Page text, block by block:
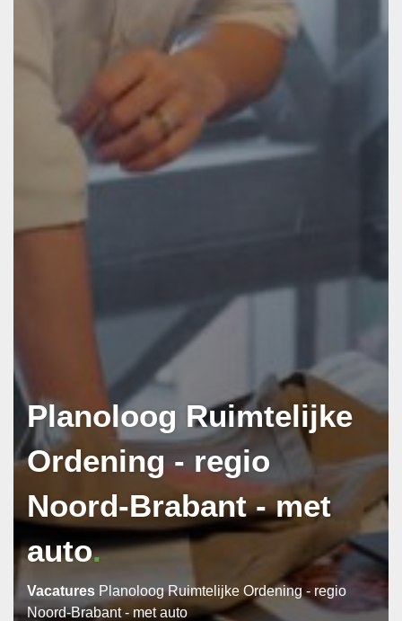
Planoloog Ruimtelijke
Ordening - regio
Noord-Brabant - met
auto
Vacatures Planoloog Ruimtelijke Ordening - regio
Noord-Brabant - met auto